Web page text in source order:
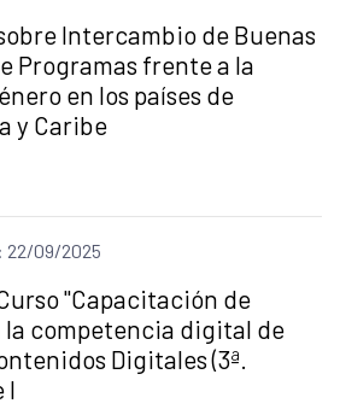
Intercambio de Buenas
Programas frente a la
en los países de
y Caribe
22/09/2025
"Capacitación de
la competencia digital de
Digitales (3ª.
I